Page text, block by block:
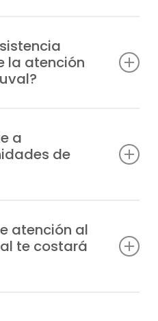
siempre
y personalizada.
la atención
y envía un
cualquier inmueble
tiempo posible.
a
de
y negocios de
información,
técnica.
atención al
te costará